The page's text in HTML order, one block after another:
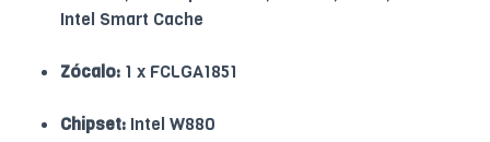
Intel Smart Cache
Zócalo: 1 x FCLGA1851
Chipset: Intel W880